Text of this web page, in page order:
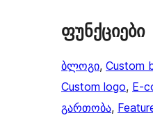
ფუნქციები
ბლოგი, Custom
Custom logo, E-
გართობა,